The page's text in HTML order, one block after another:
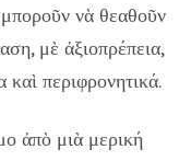
μποροῦν νὰ θεαθοῦν
μὲ ἀξιοπρέπεια,
περιφρονητικά.
ἀπὸ μιὰ μερική